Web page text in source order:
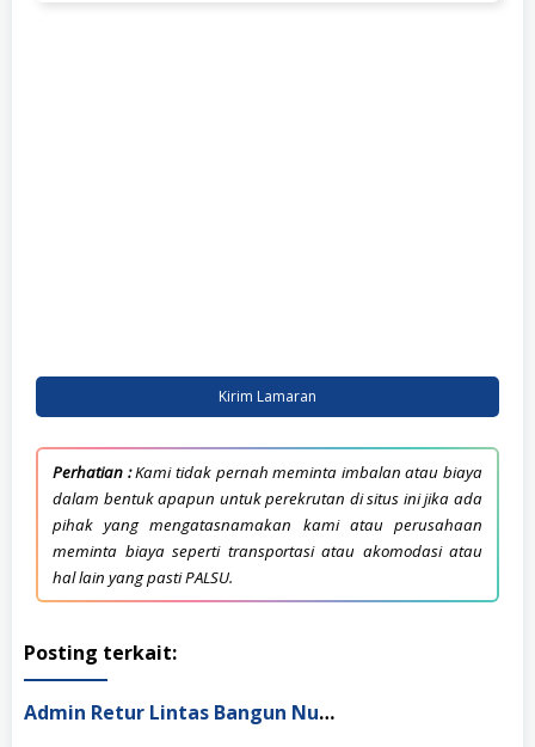
Kirim Lamaran
Perhatian :Kami tidak pernah meminta imbalan atau biaya
dalam bentuk apapun untuk perekrutan di situs ini jika ada
pihak yang mengatasnamakan kami atau perusahaan
meminta biaya seperti transportasi atau akomodasi atau
hal lain yang pasti PALSU.
Posting terkait:
Admin Retur Lintas Bangun Nusantara Jakarta Utara